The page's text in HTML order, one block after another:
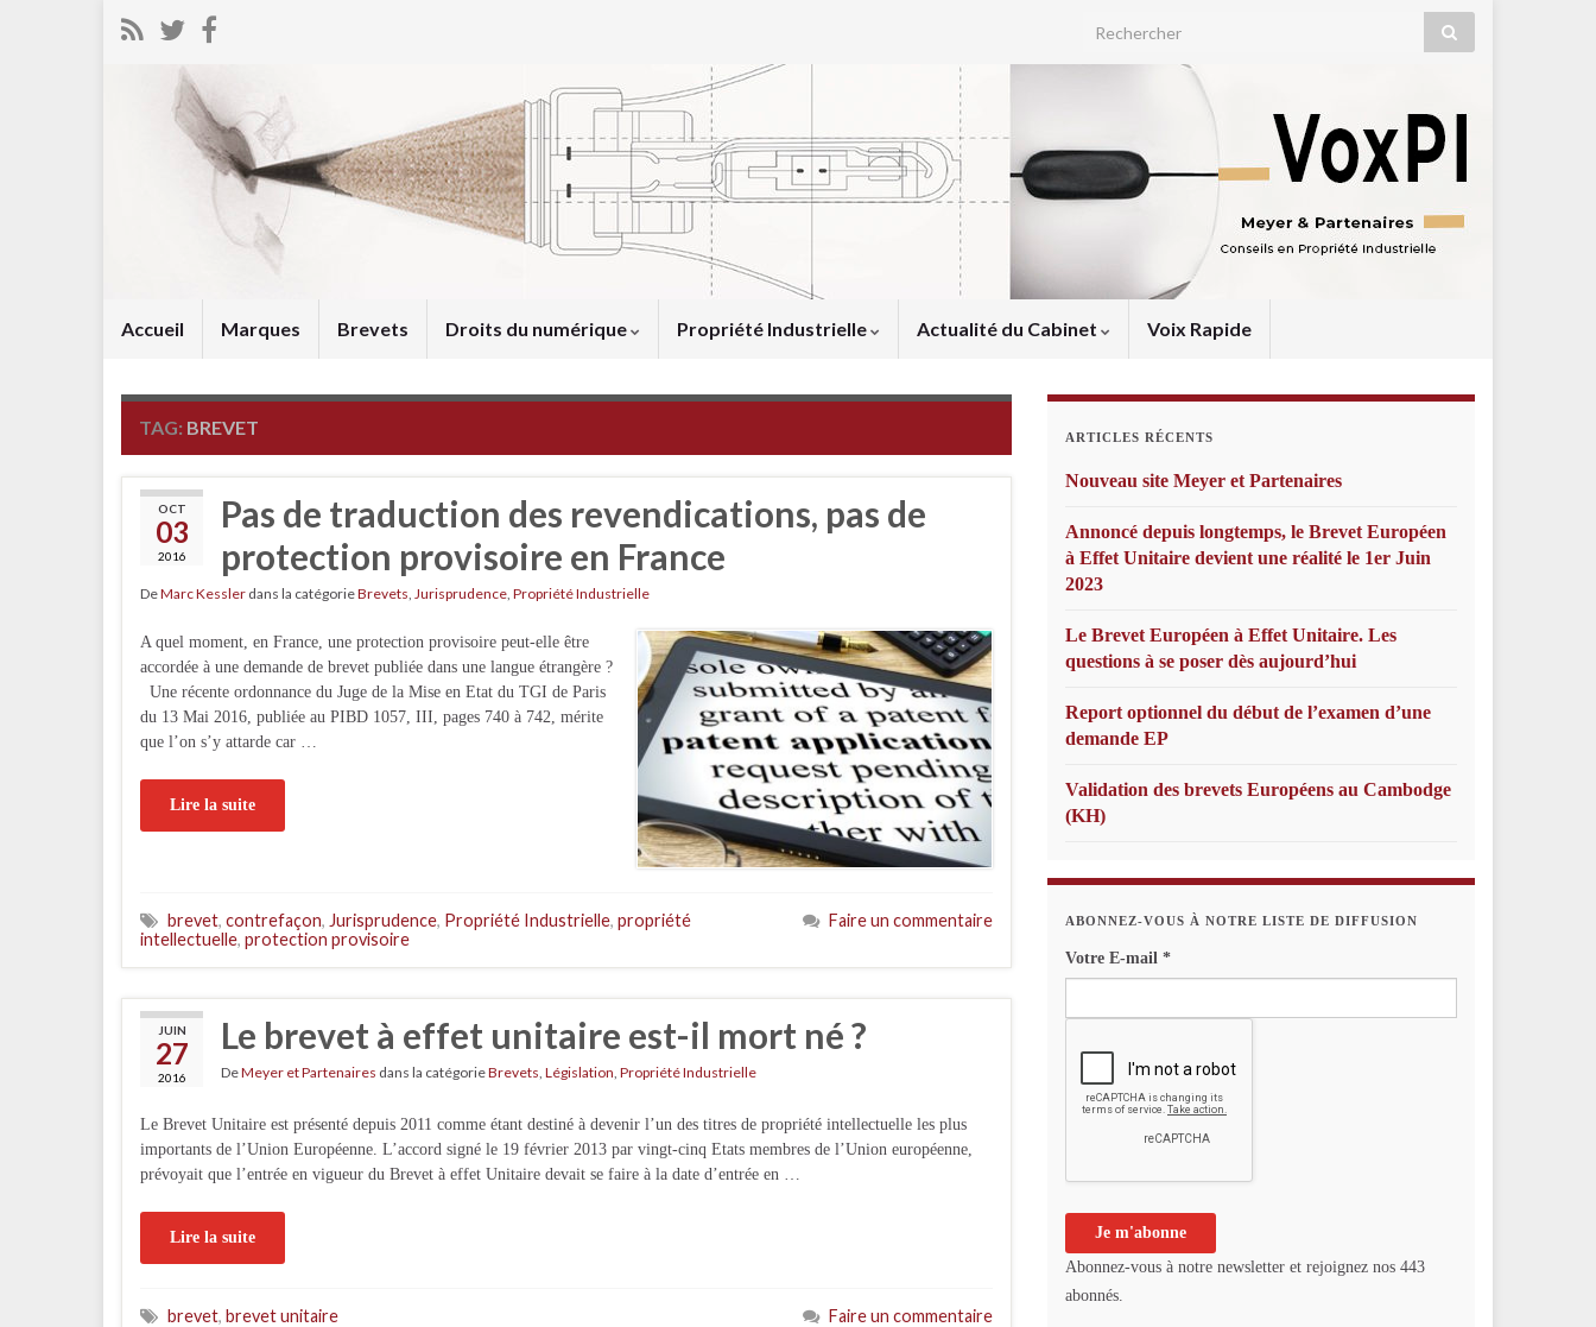
Search for:
Accueil Marques Brevets Droits du numérique Propriété Industrielle Actualité du Cabinet Voix Rapide
TAG: BREVET
OCT
03
2016
Pas de traduction des revendications, pas de
protection provisoire en France
DeMarc Kessler dans la catégorieBrevets, Jurisprudence, Propriété Industrielle
A quel moment, en France, une protection provisoire peut-elle être
accordée à une demande de brevet publiée dans une langue étrangère ?
Une récente ordonnance du Juge de la Mise en Etat du TGI de Paris
du 13 Mai 2016, publiée au PIBD 1057, III, pages 740 à 742, mérite
que l’on s’y attarde car …
Lire la suite
brevet, contrefaçon, Jurisprudence, Propriété Industrielle, propriété
intellectuelle, protection provisoire
Faire un commentaire
JUIN
27
2016
Le brevet à effet unitaire est-il mort né ?
DeMeyer et Partenaires dans la catégorieBrevets Législation Propriété Industrielle
Le Brevet Unitaire est présenté depuis 2011 comme étant destiné à devenir l’un des titres de propriété intellectuelle les plus
importants de l’Union Européenne. L’accord signé le 19 février 2013 par vingt-cinq Etats membres de l’Union européenne,
prévoyait que l’entrée en vigueur du Brevet à effet Unitaire devait se faire à la date d’entrée en …
Lire la suite
brevet, brevet unitaire Faire un commentaire
ARTICLES RÉCENTS
Nouveau site Meyer et Partenaires
Annoncé depuis longtemps, le Brevet Européen
à Effet Unitaire devient une réalité le 1er Juin
2023
Le Brevet Européen à Effet Unitaire. Les
questions à se poser dès aujourd’hui
Report optionnel du début de l’examen d’une
demande EP
Validation des brevets Européens au Cambodge
(KH)
ABONNEZ-VOUS À NOTRE LISTE DE DIFFUSION
Votre E-mail *
Abonnez-vous à notre newsletter et rejoignez nos 443
abonnés.